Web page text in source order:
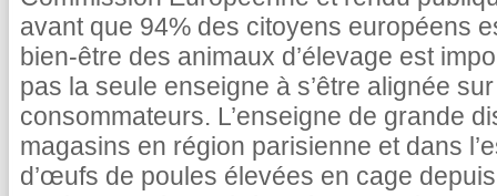
avant que 94% des citoyens européens
bien-être des animaux d’élevage est
pas la seule enseigne à s’être alignée
consommateurs. L’enseigne de grande
magasins en région parisienne et dans
d’œufs de poules élevées en cage